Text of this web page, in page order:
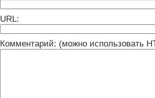
URL:
Комментарий: (можно использовать